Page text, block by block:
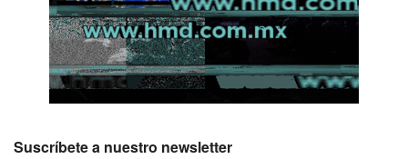
Suscríbete a nuestro newsletter